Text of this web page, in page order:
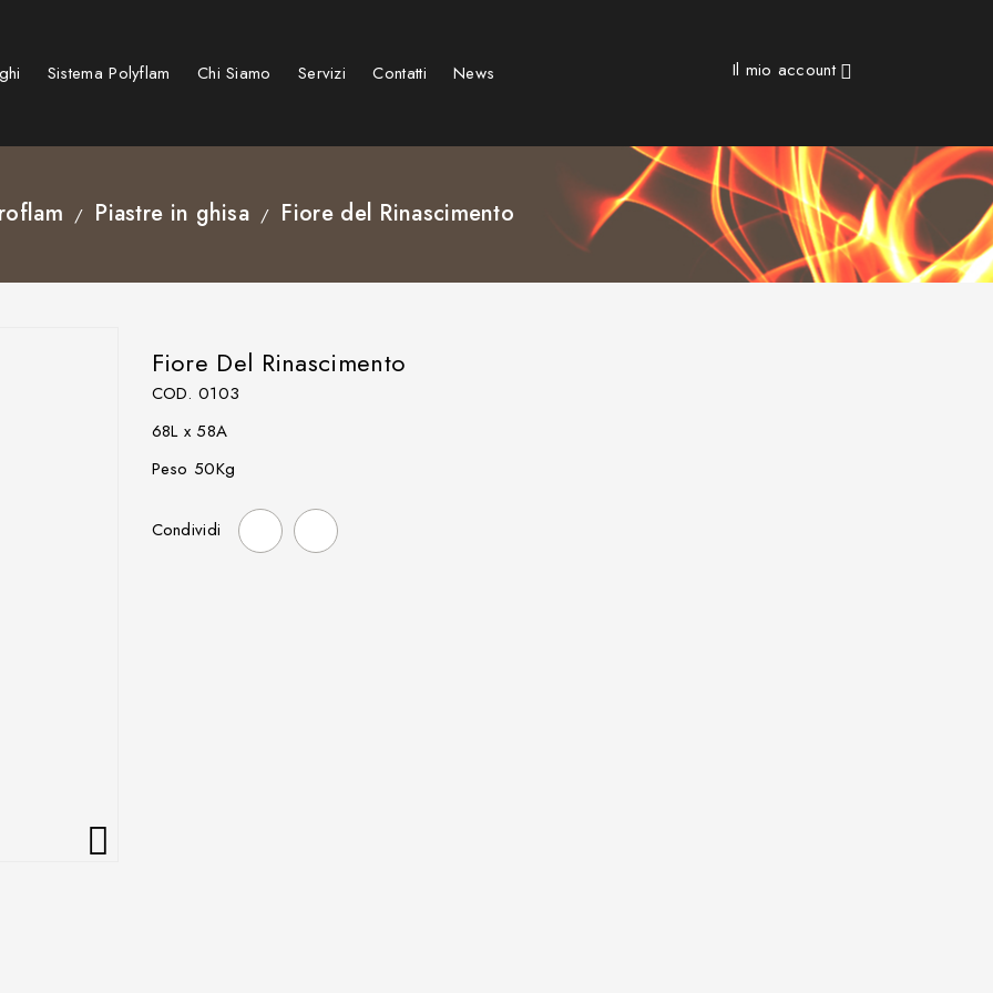
Il mio account 
Sistema Polyflam Chi Siamo Servizi Contatti News
Piastre in ghisa Fiore del Rinascimento

Fiore Del Rinascimento
COD. 0103
68L x 58A
Peso 50Kg
Condividi